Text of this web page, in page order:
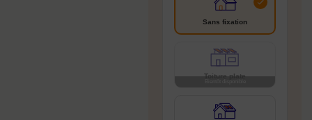
Sans fixation
Toiture plate